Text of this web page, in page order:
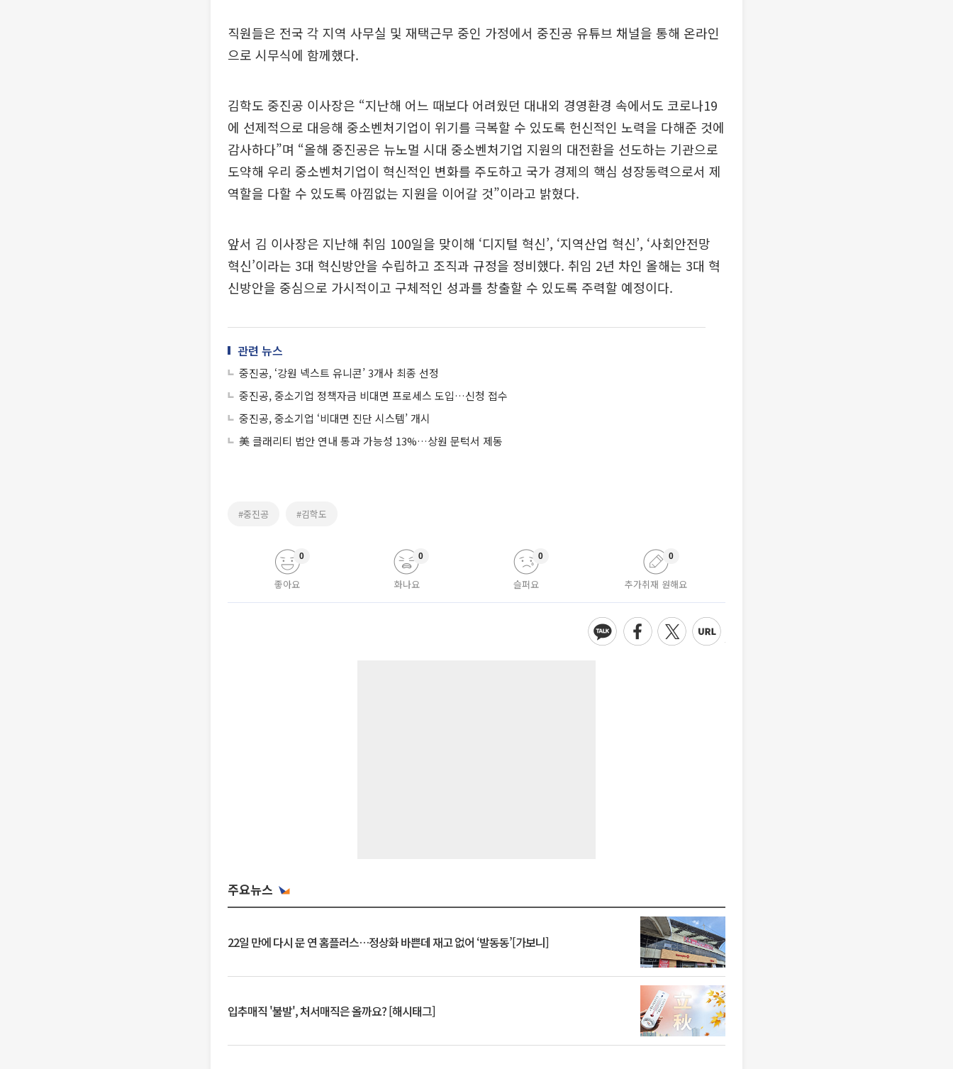
직원들은 전국 각 지역 사무실 및 재택근무 중인 가정에서 중진공 유튜브 채널을 통해 온라인
으로 시무식에 함께했다.
김학도 중진공 이사장은 “지난해 어느 때보다 어려웠던 대내외 경영환경 속에서도 코로나19
에 선제적으로 대응해 중소벤처기업이 위기를 극복할 수 있도록 헌신적인 노력을 다해준 것에
감사하다”며 “올해 중진공은 뉴노멀 시대 중소벤처기업 지원의 대전환을 선도하는 기관으로
도약해 우리 중소벤처기업이 혁신적인 변화를 주도하고 국가 경제의 핵심 성장동력으로서 제
역할을 다할 수 있도록 아낌없는 지원을 이어갈 것”이라고 밝혔다.
앞서 김 이사장은 지난해 취임 100일을 맞이해 ‘디지털 혁신’, ‘지역산업 혁신’, ‘사회안전망
혁신’이라는 3대 혁신방안을 수립하고 조직과 규정을 정비했다. 취임 2년 차인 올해는 3대 혁
신방안을 중심으로 가시적이고 구체적인 성과를 창출할 수 있도록 주력할 예정이다.
관련 뉴스
중진공, ‘강원 넥스트 유니콘’ 3개사 최종 선정
중진공, 중소기업 정책자금 비대면 프로세스 도입…신청 접수
중진공, 중소기업 ‘비대면 진단 시스템’ 개시
美 클래리티 법안 연내 통과 가능성 13%…상원 문턱서 제동
#중진공 #김학도
좋아요
0
화나요
0
슬퍼요
0
추가취재 원해요
0
주요뉴스
22일 만에 다시 문 연 홈플러스…정상화 바쁜데 재고 없어 ‘발동동’[가보니]
입추매직 '불발', 처서매직은 올까요? [해시태그]